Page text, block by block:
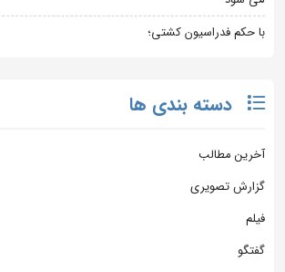
با حکم فدراسیون کشتی؛
دسته بندی ها
آخرین مطالب
گزارش تصویری
فیلم
گفتگو